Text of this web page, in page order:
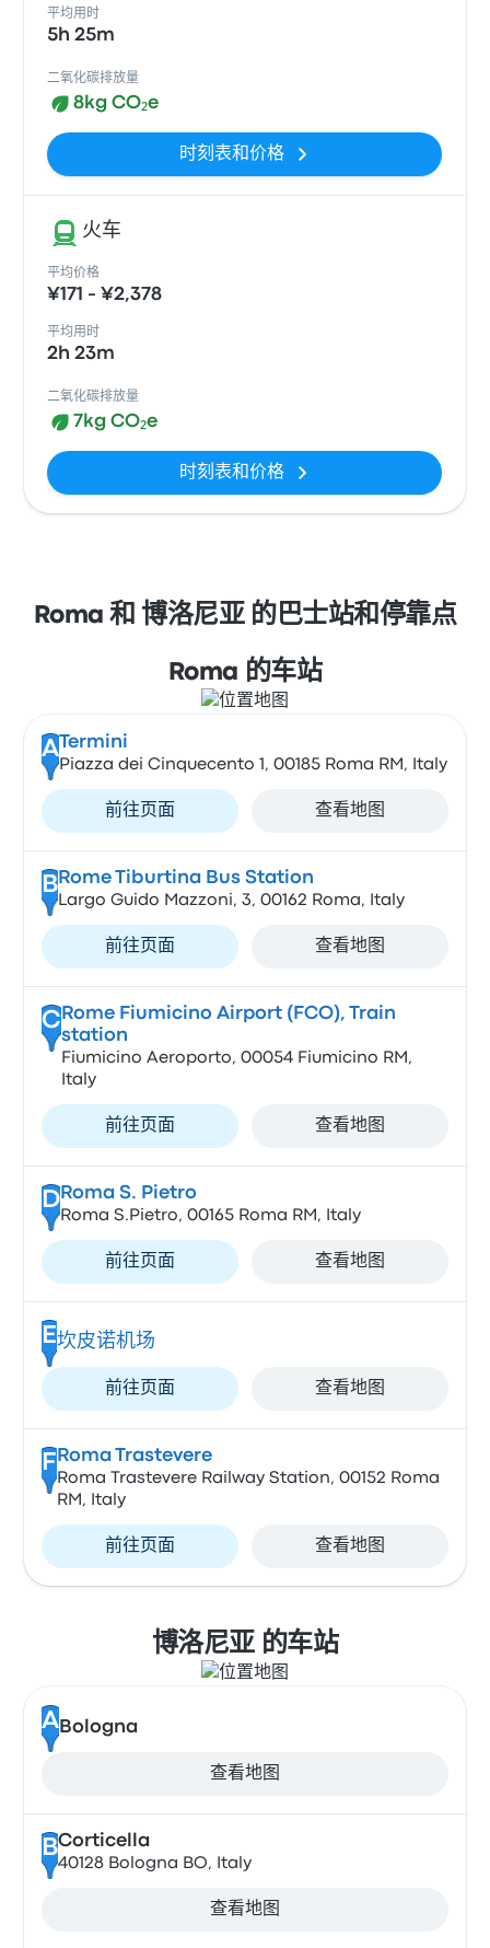
平均用时
5h 25m
二氧化碳排放量
8kg CO₂e
时刻表和价格
火车
平均价格
¥171 - ¥2,378
平均用时
2h 23m
二氧化碳排放量
7kg CO₂e
时刻表和价格
Roma 和 博洛尼亚 的巴士站和停靠点
Roma 的车站
A Termini
Piazza dei Cinquecento 1, 00185 Roma RM, Italy
前往页面 查看地图
B Rome Tiburtina Bus Station
Largo Guido Mazzoni, 3, 00162 Roma, Italy
前往页面 查看地图
CRome Fiumicino Airport (FCO), Train
station
Fiumicino Aeroporto, 00054 Fiumicino RM,
Italy
前往页面 查看地图
DRoma S. Pietro
Roma S.Pietro, 00165 Roma RM, Italy
前往页面 查看地图
E坎皮诺机场
前往页面 查看地图
F Roma Trastevere
Roma Trastevere Railway Station, 00152 Roma
RM, Italy
前往页面 查看地图
博洛尼亚 的车站
ABologna
查看地图
BCorticella
40128 Bologna BO, Italy
查看地图